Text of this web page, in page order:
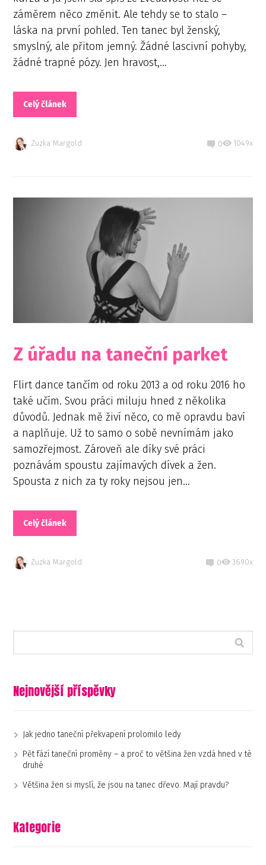
záměrem něco změnit. Ale tehdy se to stalo –
láska na první pohled. Ten tanec byl ženský,
smyslný, ale přitom jemný. Žádné lascivní pohyby,
žádné trapné pózy. Jen hravost,...
Celý článek
Zuzka Margold 0 1049x
Z úřadu na taneční parket
Flirt dance tančím od roku 2013 a od roku 2016 ho
také učím. Svou práci miluju hned z několika
důvodů. Jednak mě živí něco, co mě opravdu baví
a naplňuje. Už to samo o sobě nevnímám jako
samozřejmost. Zároveň ale díky své práci
poznávám spoustu zajímavých dívek a žen.
Spousta z nich za ty roky nejsou jen...
Celý článek
Zuzka Margold 0 3690x
Nejnovější příspěvky
Jak jedno taneční překvapení prolomilo ledy
Pět fází taneční proměny – a proč to většina žen vzdá hned v té
druhé
Většina žen si myslí, že jsou na tanec dřevo. Mají pravdu?
Kategorie